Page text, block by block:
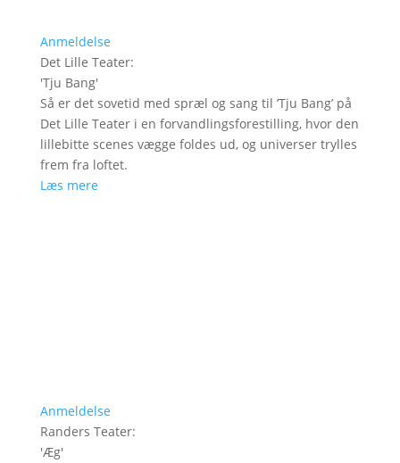
Anmeldelse
Det Lille Teater:
'Tju Bang'
Så er det sovetid med spræl og sang til ’Tju Bang’ på
Det Lille Teater i en forvandlingsforestilling, hvor den
lillebitte scenes vægge foldes ud, og universer trylles
frem fra loftet.
Læs mere
Anmeldelse
Randers Teater:
'Æg'